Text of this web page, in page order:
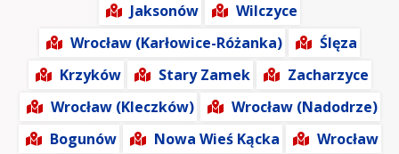
Jaksonów
Wilczyce
Wrocław (Karłowice-Różanka)
Ślęza
Krzyków
Stary Zamek
Zacharzyce
Wrocław (Kleczków)
Wrocław (Nadodrze)
Bogunów
Nowa Wieś Kącka
Wrocław